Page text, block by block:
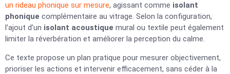
un rideau phonique sur mesure, agissant comme isolant
phonique complémentaire au vitrage. Selon la configuration,
l’ajout d’un isolant acoustique mural ou textile peut également
limiter la réverbération et améliorer la perception du calme.
Ce texte propose un plan pratique pour mesurer objectivement,
prioriser les actions et intervenir efficacement, sans céder à la